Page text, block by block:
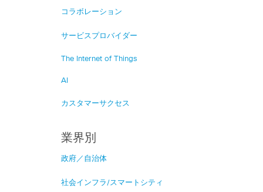
コラボレーション
サービスプロバイダー
The Internet of Things
AI
カスタマーサクセス
業界別
政府／自治体
社会インフラ/スマートシティ